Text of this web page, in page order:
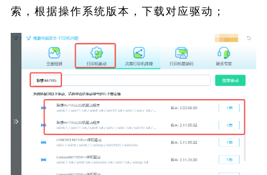
索，根据操作系统版本，下载对应驱动；